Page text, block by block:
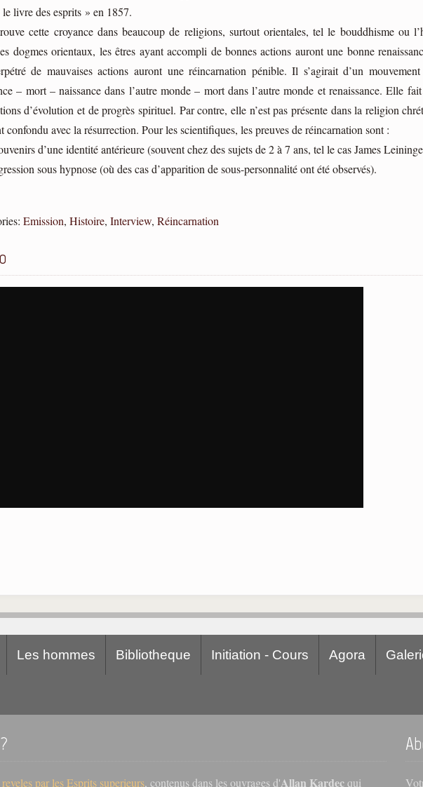
livre des esprits » en 1857.
cette croyance dans beaucoup de religions, surtout orientales, tel le bouddhisme ou
dogmes orientaux, les êtres ayant accompli de bonnes actions auront une bonne
de mauvaises actions auront une réincarnation pénible. Il s’agirait d’un
– mort – naissance dans l’autre monde – mort dans l’autre monde et renaissance. Elle
d’évolution et de progrès spirituel. Par contre, elle n’est pas présente dans la religion
confondu avec la résurrection. Pour les scientifiques, les preuves de réincarnation sont :
d’une identité antérieure (souvent chez des sujets de 2 à 7 ans, tel le cas James
sous hypnose (où des cas d’apparition de sous-personnalité ont été observés).
Emission,Histoire,Interview,Réincarnation
Les hommes Bibliotheque Initiation - Cours Agora
par les Esprits superieurs, contenus dans les ouvrages d'Allan Kardecqui